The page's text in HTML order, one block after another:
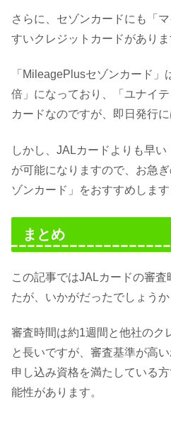
さらに、セゾンカードにも「
すいクレジットカードがありま
「MileagePlusセゾンカード
倍」になっており、「ユナイ
カードなのですが、即日発行
しかし、JALカードよりも早
が可能になりますので、お急
ゾンカード」をおすすめします
まとめ
この記事ではJALカードの審
たが、いかがだったでしょうか
審査時間は約1週間と他社のク
と長いですが、審査基準が高
申し込み資格を満たしている
能性があります。